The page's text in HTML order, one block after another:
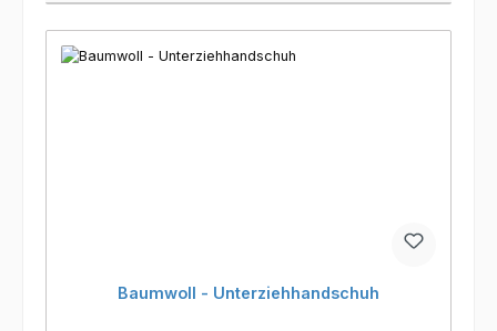
Baumwoll - Unterziehhandschuh